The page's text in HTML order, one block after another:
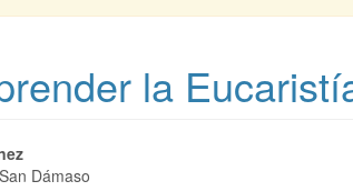
la
Dámaso